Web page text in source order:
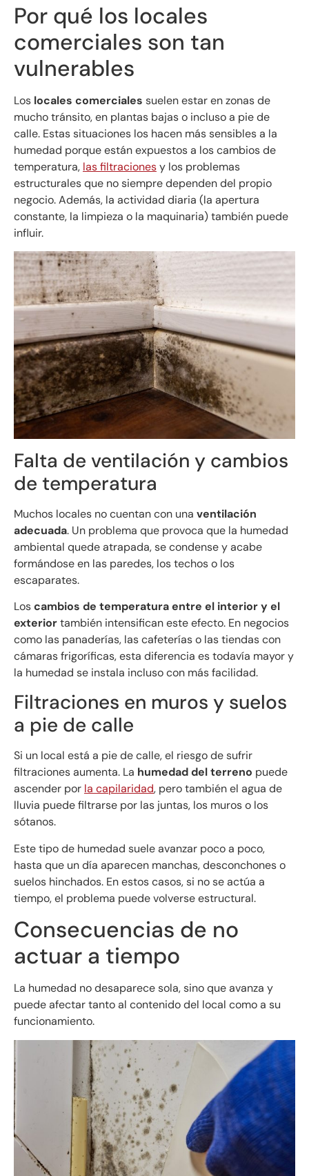
Por qué los locales
comerciales son tan
vulnerables
Los locales comerciales suelen estar en zonas de
mucho tránsito, en plantas bajas o incluso a pie de
calle. Estas situaciones los hacen más sensibles a la
humedad porque están expuestos a los cambios de
temperatura, las filtracionesy los problemas
estructurales que no siempre dependen del propio
negocio. Además, la actividad diaria (la apertura
constante, la limpieza o la maquinaria) también puede
influir.
Falta de ventilación y cambios
de temperatura
Muchos locales no cuentan con una ventilación
adecuada. Un problema que provoca que la humedad
ambiental quede atrapada, se condense y acabe
formándose en las paredes, los techos o los
escaparates.
Loscambios de temperatura entre el interior y el
exteriortambién intensifican este efecto. En negocios
como las panaderías, las cafeterías o las tiendas con
cámaras frigoríficas, esta diferencia es todavía mayor y
la humedad se instala incluso con más facilidad.
Filtraciones en muros y suelos
a pie de calle
Si un local está a pie de calle, el riesgo de sufrir
filtraciones aumenta. La humedad del terreno puede
ascender por la capilaridad, pero también el agua de
lluvia puede filtrarse por las juntas, los muros o los
sótanos.
Este tipo de humedad suele avanzar poco a poco,
hasta que un día aparecen manchas, desconchones o
suelos hinchados. En estos casos, si no se actúa a
tiempo, el problema puede volverse estructural.
Consecuencias de no
actuar a tiempo
La humedad no desaparece sola, sino que avanza y
puede afectar tanto al contenido del local como a su
funcionamiento.